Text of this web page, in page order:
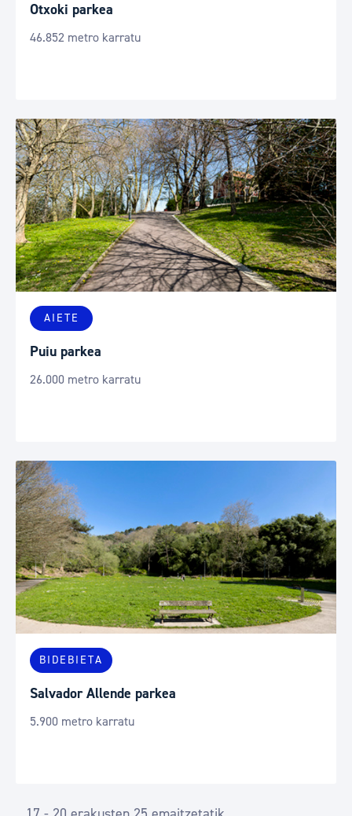
Otxoki parkea
46.852 metro karratu
AIETE
Puiu parkea
26.000 metro karratu
BIDEBIETA
Salvador Allende parkea
5.900 metro karratu